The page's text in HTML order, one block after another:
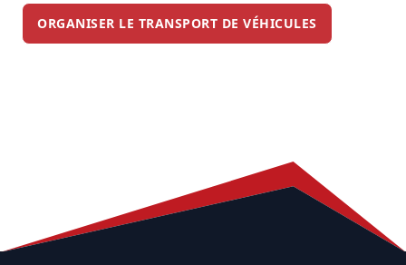
ORGANISER LE TRANSPORT DE VÉHICULES